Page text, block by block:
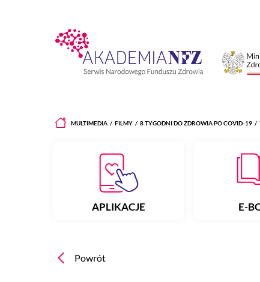
MULTIMEDIA FILMY 8 TYGODNI DO ZDROWIA PO COVID-19
APLIKACJE E-
Powrót